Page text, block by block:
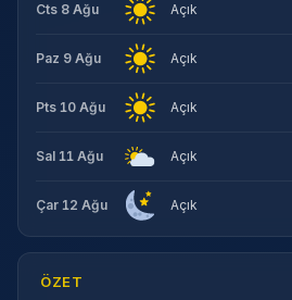
Cts 8 Ağu Açık
Paz 9 Ağu Açık
Pts 10 Ağu Açık
Sal 11 Ağu Açık
Çar 12 Ağu Açık
ÖZET